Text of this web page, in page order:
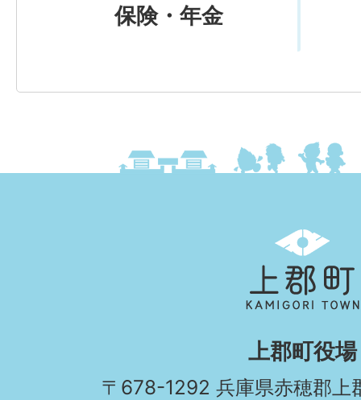
保険・年金
郡
町
KAMIGORI
TOWN
上郡町役場
〒678-1292 兵庫県赤穂郡上